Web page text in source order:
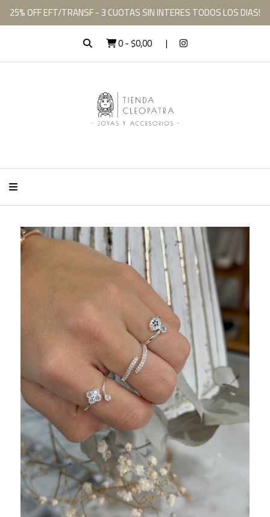
25% OFF EFT/TRANSF - 3 CUOTAS SIN INTERES TODOS LOS DIAS!
0-$0,00